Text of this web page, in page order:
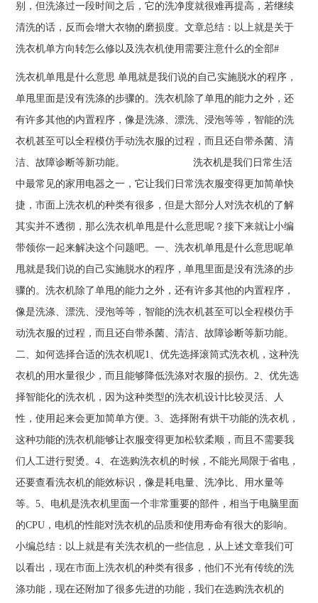
别，但洗涤过一段时间之后，它的洗净度就很难再提高，若继续
清洗的话，反而会增大衣物的磨损度。文章总结：以上就是关于
洗衣机单方向转怎么修以及洗衣机使用需要注意什么的全部#
洗衣机单甩是什么意思 单甩就是我们说的自己实施脱水的程序，
单甩里面是没有洗涤的步骤的。洗衣机除了单甩的能力之外，还
有许多其他的内置程序，像是洗涤、漂洗、浸泡等等，智能的洗
衣机甚至可以全程模仿手动洗衣服的过程，而且还自带杀菌、清
洁、故障诊断等新功能。 洗衣机是我们日常生活
中最常见的家用电器之一，它让我们日常洗衣服变得更加简单快
捷，市面上洗衣机的种类有很多，但是大部分人对洗衣机的了解
其实并不透彻，那么洗衣机单甩是什么意思呢？接下来就让小编
带领你一起来解决这个问题吧。一、洗衣机单甩是什么意思呢单
甩就是我们说的自己实施脱水的程序，单甩里面是没有洗涤的步
骤的。洗衣机除了单甩的能力之外，还有许多其他的内置程序，
像是洗涤、漂洗、浸泡等等，智能的洗衣机甚至可以全程模仿手
动洗衣服的过程，而且还自带杀菌、清洁、故障诊断等新功能。
二、如何选择合适的洗衣机呢1、优先选择滚筒式洗衣机，这种洗
衣机的用水量很少，而且能够降低洗涤对衣服的损伤。2、优先选
择智能化的洗衣机，因为这种类型的洗衣机设计比较灵活、人
性，使用起来会更加简单方便。3、选择附有烘干功能的洗衣机，
这种功能的洗衣机能够让衣服变得更加松软柔顺，而且不需要我
们人工进行熨烫。4、在选购洗衣机的时候，不能光局限于省电，
还要查看洗衣机的能效标识，像是耗电量、洗净比、用水量等
等。5、电机是洗衣机里面一个非常重要的部件，相当于电脑里面
的CPU，电机的性能对洗衣机的品质和使用寿命有很大的影响。
小编总结：以上就是有关洗衣机的一些信息，从上述文章我们可
以看出，现在市面上洗衣机的种类有很多，他们不光有传统的洗
涤功能，现在还附加了很多先进的功能，我们在选购洗衣机的